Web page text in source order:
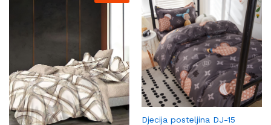
Djecija posteljina DJ-15